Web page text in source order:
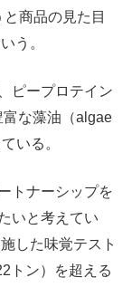
商品の見た目
う。
ピープロテイン
富な藻油（algae
いる。
トナーシップを
いと考えてい
した味覚テスト
トン）を超える